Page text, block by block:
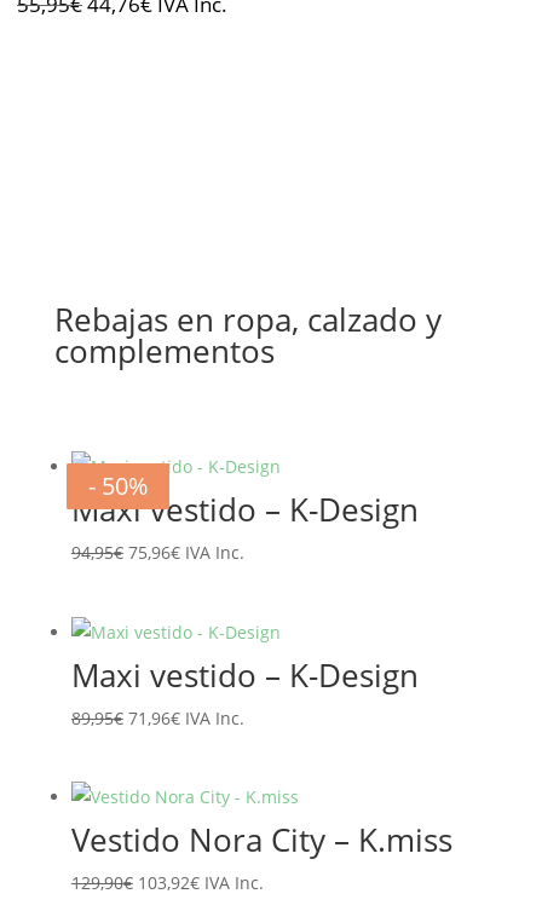
Rebajas en ropa, calzado y
complementos
- 20%
Maxi vestido – K-Design
94,95€ El
era:
94,95€.
75,96€El
es:
75,96€.
IVA Inc.
- 20%
Maxi vestido – K-Design
89,95€ El
era:
89,95€.
71,96€El
es:
71,96€.
IVA Inc.
- 20%
Vestido Nora City – K.miss
129,90€ El
103,92€ElIVA Inc.
- 20%
- 20%
- 20%
- 50%
- 50%